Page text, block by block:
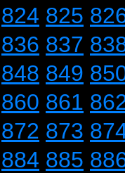
824 825
836 837
848 849
860 861
872 873
884 885